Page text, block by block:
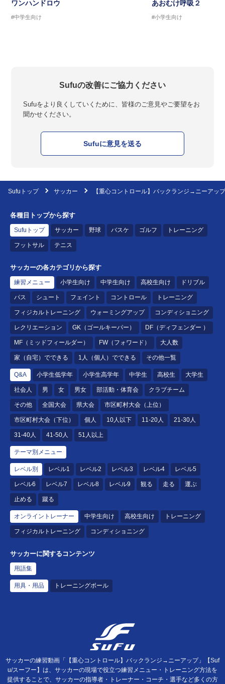
ワンハンドロウ
#中学生向け
あおむけ呼吸２
#小学生向け
Sufuの改善にご協力ください
Sufuをより良くしていくために、皆様のご意見やご要望をお
聞かせください。
Sufuに意見を送る
Sufuトップ サッカー 【重心コントロール】バックランジ→ニーアップ
各種目トップから探す
Sufuトップ サッカー 野球 バスケ ゴルフ トレーニング
フットサル テニス
サッカーの各カテゴリから探す
練習メニュー 小学生向け 中学生向け 高校生向け ドリブル
パス シュート フェイント コントロール トレーニング
フィジカルトレーニング ウォーミングアップ コンディショニング
レクリエーション GK（ゴールキーパー） DF（ディフェンダー ）
MF（ミッドフィールダー） FW（フォワード） 大人数
家（自宅）でできる 1人（個人）でできる その他一覧
Q&A 小学生低学年 小学生高学年 中学生 高校生 大学生
社会人 男 女 男女 部活動・体育会 クラブチーム
その他 全国大会 県大会 市区町村大会（上位）
市区町村大会（下位） 個人 10人以下 11-20人 21-30人
31-40人 41-50人 51人以上
テーマ別メニュー
レベル別 レベル1 レベル2 レベル3 レベル4 レベル5
レベル6 レベル7 レベル8 レベル9 観る 走る 運ぶ
止める 蹴る
オンライントレーナー 中学生向け 高校生向け トレーニング
フィジカルトレーニング コンディショニング
サッカーに関するコンテンツ
用語集
用具・用品 トレーニングボール
サッカーの練習動画「【重心コントロール】バックランジ→ニーアップ」【Suf
u/スーフー】は、サッカーの現場で役立つ練習メニュー・トレーニング方法を
提供することで、サッカーの指導者・トレーナー・コーチ・選手など多くの方